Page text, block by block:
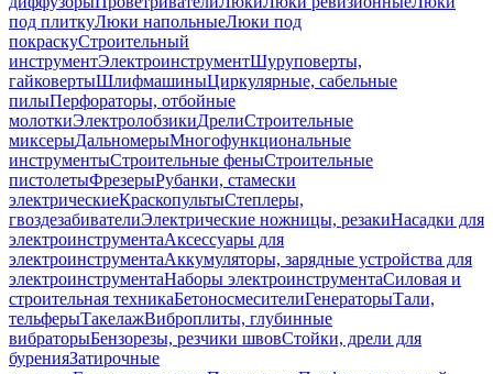
под плиткуЛюки напольныеЛюки под
покраскуСтроительный
инструментЭлектроинструментШуруповерты,
гайковертыШлифмашиныЦиркулярные, сабельные
пилыПерфораторы, отбойные
молоткиЭлектролобзикиДрелиСтроительные
миксерыДальномерыМногофункциональные
инструментыСтроительные феныСтроительные
пистолетыФрезерыРубанки, стамески
электрическиеКраскопультыСтеплеры,
гвоздезабивателиЭлектрические ножницы, резакиНасадки для
электроинструментаАксессуары для
электроинструментаАккумуляторы, зарядные устройства для
электроинструментаНаборы электроинструментаСиловая и
строительная техникаБетоносмесителиГенераторыТали,
тельферыТакелажВиброплиты, глубинные
вибраторыБензорезы, резчики швовСтойки, дрели для
буренияЗатирочные